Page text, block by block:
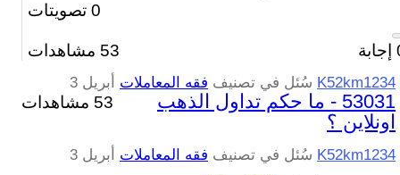
0 تصويتات
إجابة 53 مشاهدات
K52km1234 سُئل في تصنيف فقه المعاملات أبريل 3
53 مشاهدات
53031 - ما حكم تداول الذهب
اونلاين ؟
K52km1234 سُئل في تصنيف فقه المعاملات
أبريل 3